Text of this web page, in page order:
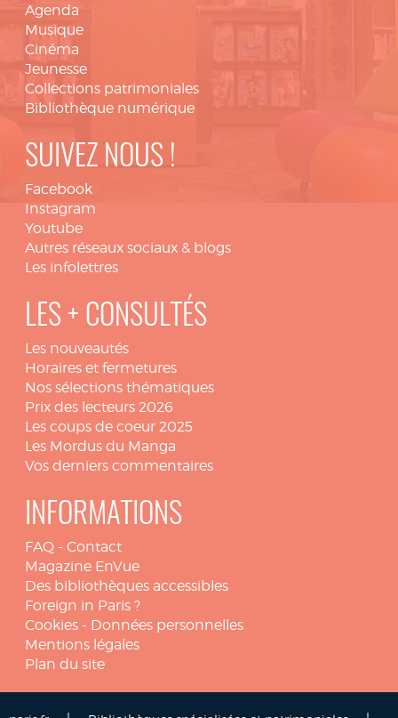
Agenda
Musique
Cinéma
Jeunesse
Collections patrimoniales
Bibliothèque numérique
SUIVEZ NOUS !
Facebook
Instagram
Youtube
Autres réseaux sociaux & blogs
Les infolettres
LES + CONSULTÉS
Les nouveautés
Horaires et fermetures
Nos sélections thématiques
Prix des lecteurs 2026
Les coups de coeur 2025
Les Mordus du Manga
Vos derniers commentaires
INFORMATIONS
FAQ - Contact
Magazine EnVue
Des bibliothèques accessibles
Foreign in Paris ?
Cookies - Données personnelles
Mentions légales
Plan du site